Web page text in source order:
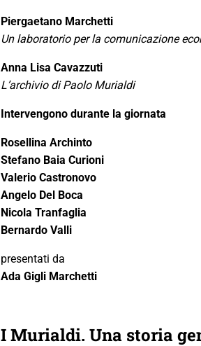
Piergaetano Marchetti
Un laboratorio per la comunicazione
Anna Lisa Cavazzuti
L’archivio di Paolo Murialdi
Intervengono durante la giornata
Rosellina Archinto
Stefano Baia Curioni
Valerio Castronovo
Angelo Del Boca
Nicola Tranfaglia
Bernardo Valli
presentati da
Ada Gigli Marchetti
I Murialdi. Una storia